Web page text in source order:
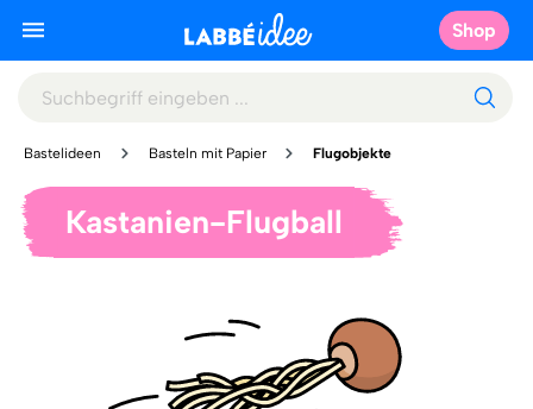
Shop
Bastelideen Basteln mit Papier Flugobjekte
Kastanien-Flugball